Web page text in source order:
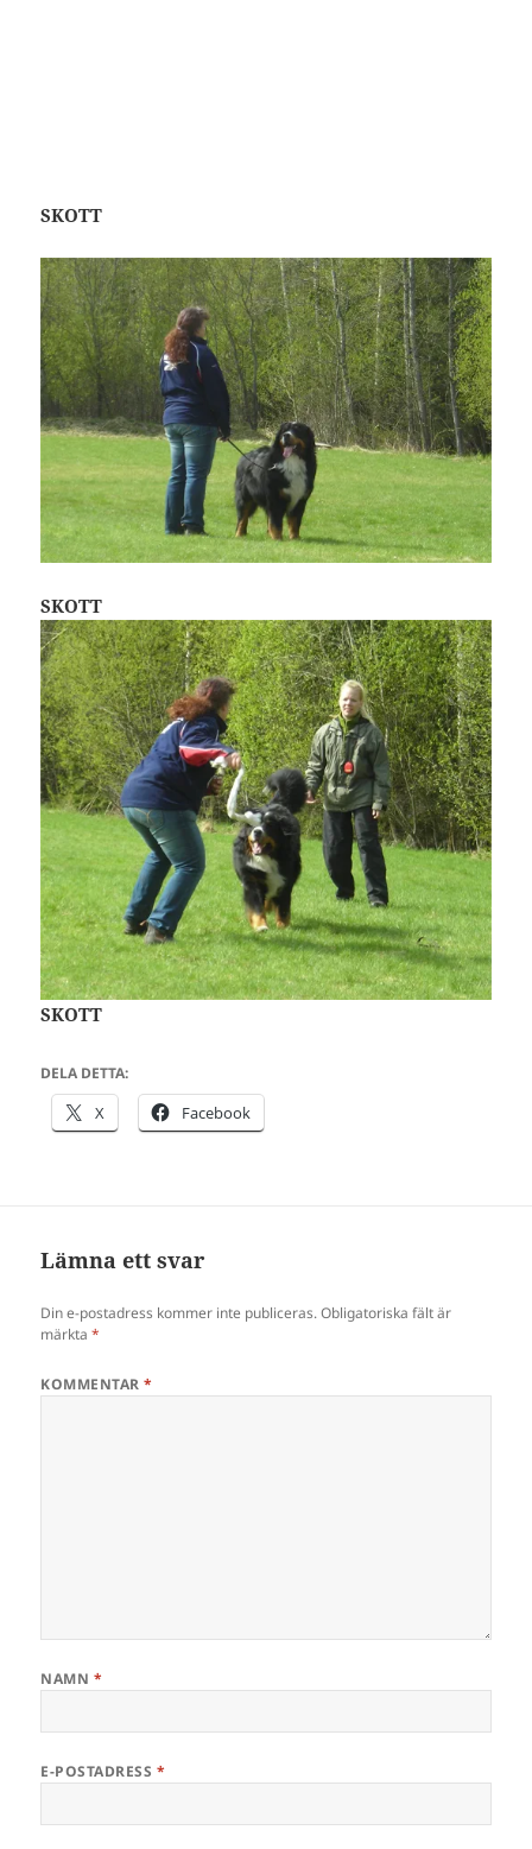
SKOTT
SKOTT
SKOTT
DELA DETTA:
X Facebook
Lämna ett svar
Din e-postadress kommer inte publiceras. Obligatoriska fält är
märkta*
KOMMENTAR*
NAMN *
E-POSTADRESS *